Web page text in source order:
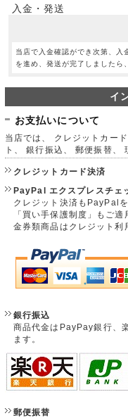
入金・発送
当店で入金確認ができ次第、入
を進め、発送が完了しましたら
イ
お支払いについて
当店では、 クレジットカー
ト、 銀行振込、 郵便振替、
クレジットカード決済
PayPal エクスプレスチェ
クレジット決済もPayPal
「買い手保護制度」もご適
金券類商品はクレジット利
銀行振込
商品代金はPayPay銀行、
ます。
郵便振替